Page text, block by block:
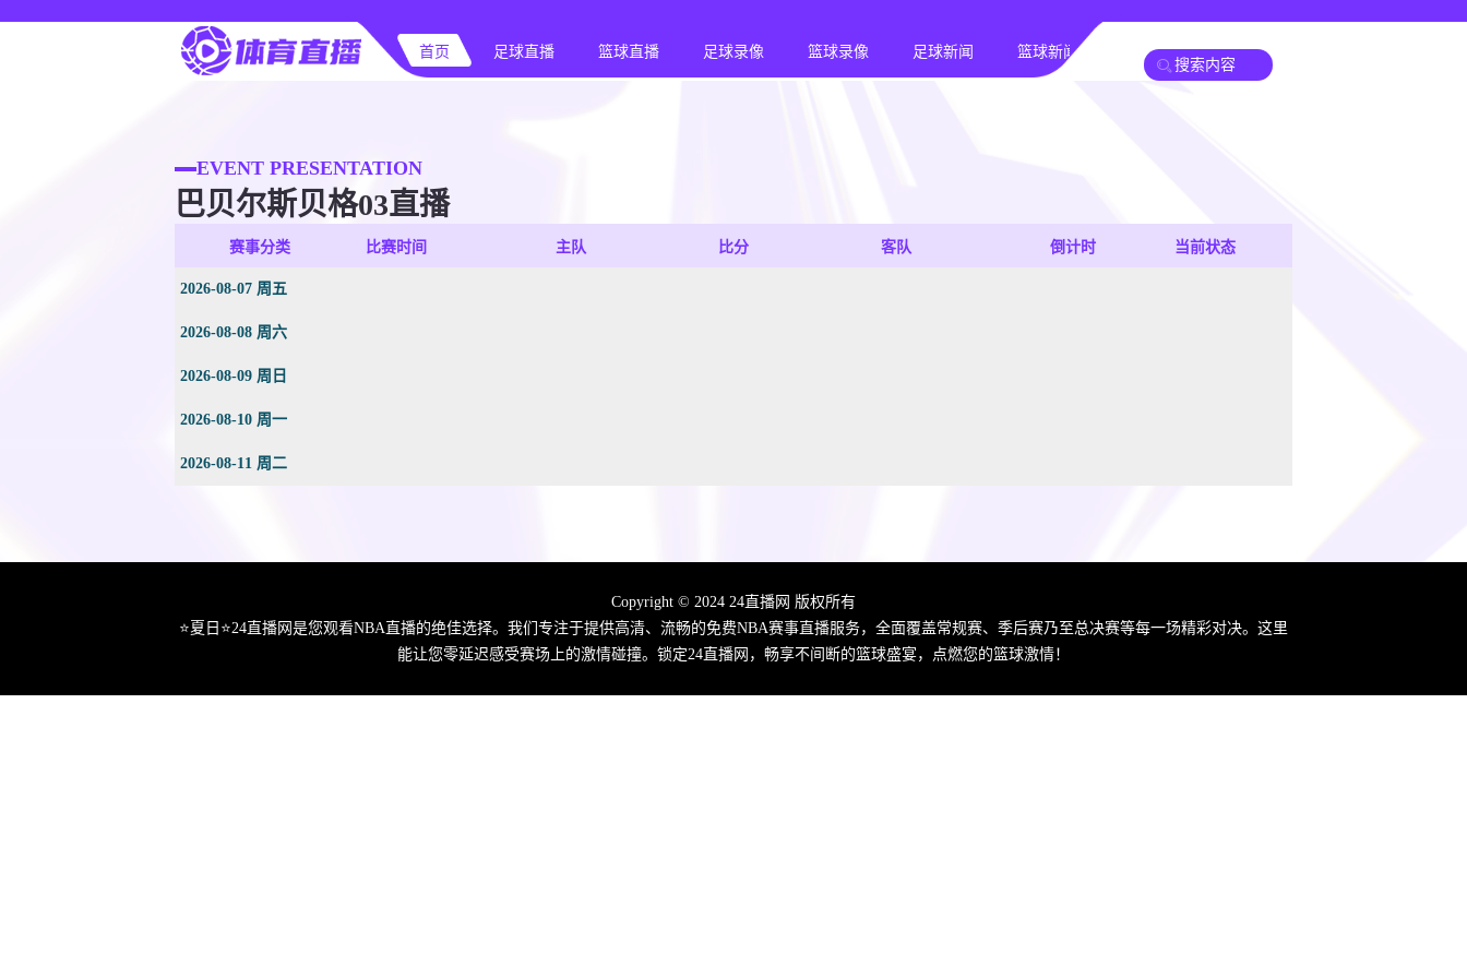
首页 足球直播 篮球直播 足球录像 篮球录像 足球新闻 篮球新闻
EVENT PRESENTATION
巴贝尔斯贝格03直播
赛事分类 比赛时间 主队 比分 客队 倒计时 当前状态
2026-08-07 周五
2026-08-08 周六
2026-08-09 周日
2026-08-10 周一
2026-08-11 周二
Copyright © 2024 24直播网 版权所有
⭐️夏日⭐24直播网是您观看NBA直播的绝佳选择。我们专注于提供高清、流畅的免费NBA赛事直播服务，全面覆盖常规赛、季后赛乃至总决赛等每一场精彩对决。这里
能让您零延迟感受赛场上的激情碰撞。锁定24直播网，畅享不间断的篮球盛宴，点燃您的篮球激情！